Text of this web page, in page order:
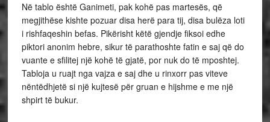
Në tablo është Ganimeti, pak kohë pas martesës, që
megjithëse kishte pozuar disa herë para tij, disa bulëza loti
i rishfaqeshin befas. Pikërisht këtë gjendje fiksoi edhe
piktori anonim hebre, sikur të parathoshte fatin e saj që do
vuante e sfilitej një kohë të gjatë, por nuk do të mposhtej.
Tabloja u ruajt nga vajza e saj dhe u rinxorr pas viteve
nëntëdhjetë si një kujtesë për gruan e hijshme e me një
shpirt të bukur.